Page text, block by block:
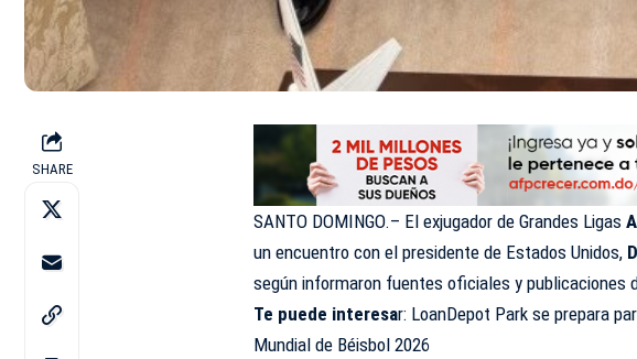
SHARE
SANTO DOMINGO.– El exjugador de Grandes Ligas
un encuentro con el presidente de Estados Unidos,
según informaron fuentes oficiales y publicaciones
Te puede interesar: LoanDepot Park se prepara
Mundial de Béisbol 2026